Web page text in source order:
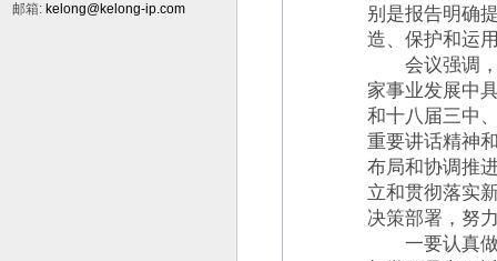
邮箱: kelong@kelong-ip.com
别是报告明确
造、保护和运
会议强调，
家事业发展中
和十八届三中
重要讲话精神
布局和协调推
立和贯彻落实
决策部署，努
一要认真做